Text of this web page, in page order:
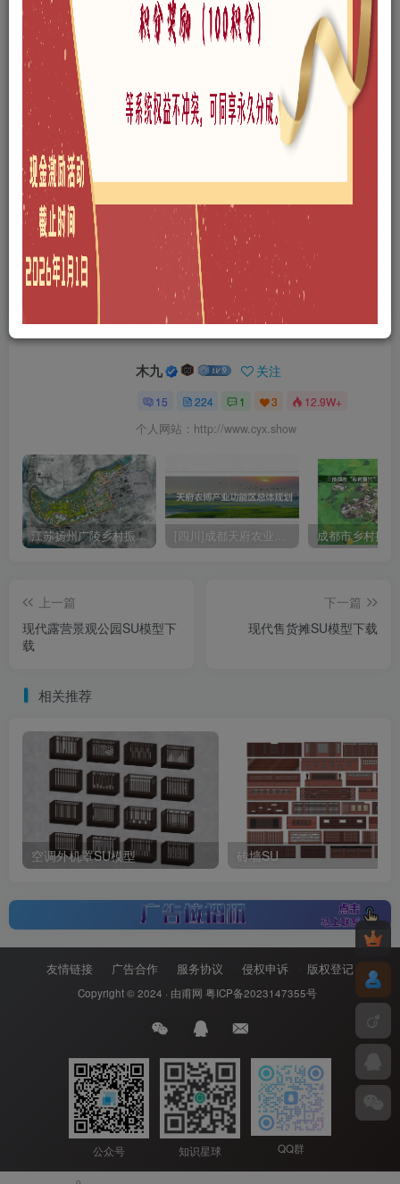
©
版权声明
本站所有文章，所有资源素材，版权归投稿者或原作者所有，如若本
站投稿者上传内容侵犯了原作者的合法权益，可联系我们进行删除处
理。
免费资源
SU模型
# 小吃摊
喜欢就支持一下吧
分享 收藏
木九 关注
15 224 1 3 12.9W+
个人网站：http://www.cyx.show
江苏扬州广陵乡村振兴农业现代规划方案文本 [四川]成都天府农业产业园总体规划设计PDF
上一篇
现代露营景观公园SU模型下
载
下一篇
现代售货摊SU模型下载
相关推荐
空调外机罩SU模型 砖墙SU
友情链接 广告合作 服务协议 侵权申诉 版权登记
Copyright © 2024 · 由甫网 粤ICP备2023147355号
公众号 知识星球 QQ群